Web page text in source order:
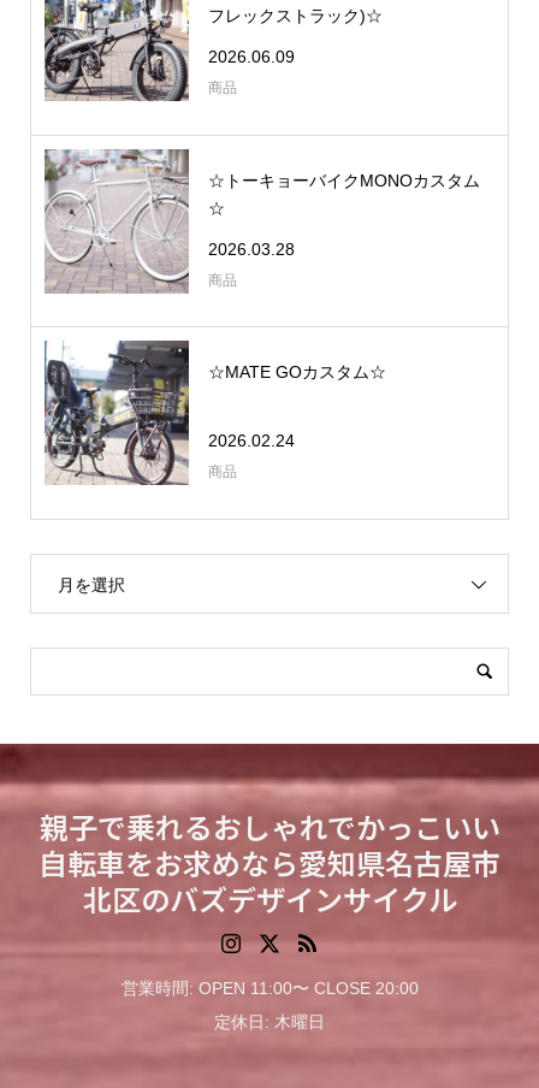
フレックストラック)☆
2026.06.09
商品
☆トーキョーバイクMONOカスタム
☆
2026.03.28
商品
☆MATE GOカスタム☆
2026.02.24
商品
月を選択
親子で乗れるおしゃれでかっこいい
自転車をお求めなら愛知県名古屋市
北区のバズデザインサイクル
営業時間: OPEN 11:00〜 CLOSE 20:00
定休日: 木曜日